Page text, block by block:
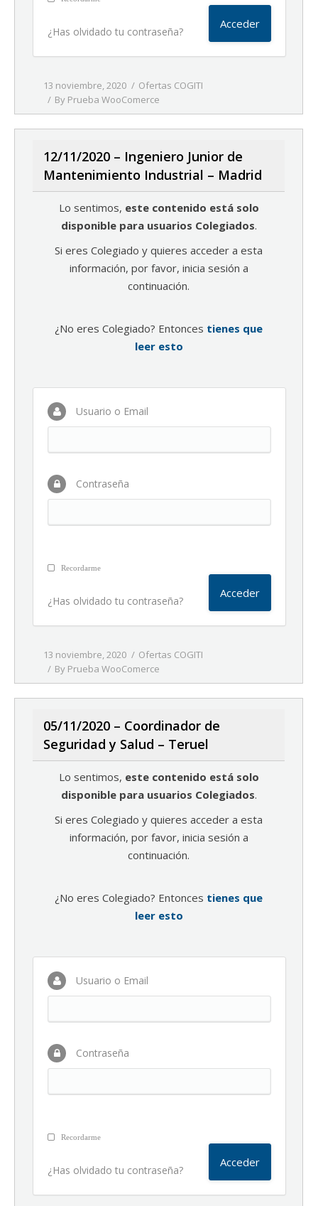
¿Has olvidado tu contraseña?
13 noviembre, 2020
Ofertas COGITI
By Prueba WooComerce
12/11/2020 – Ingeniero Junior de
Mantenimiento Industrial – Madrid
Lo sentimos, este contenido está solo
disponible para usuarios Colegiados.
Si eres Colegiado y quieres acceder a esta
información, por favor, inicia sesión a
continuación.
¿No eres Colegiado? Entonces tienes que
leer esto
Usuario o Email
Contraseña
Recordarme
¿Has olvidado tu contraseña?
13 noviembre, 2020
Ofertas COGITI
By Prueba WooComerce
05/11/2020 – Coordinador de
Seguridad y Salud – Teruel
Lo sentimos, este contenido está solo
disponible para usuarios Colegiados.
Si eres Colegiado y quieres acceder a esta
información, por favor, inicia sesión a
continuación.
¿No eres Colegiado? Entonces tienes que
leer esto
Usuario o Email
Contraseña
Recordarme
¿Has olvidado tu contraseña?